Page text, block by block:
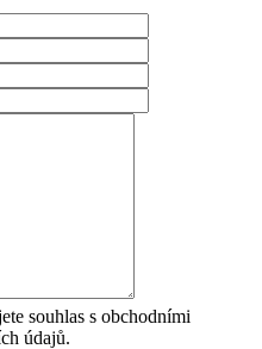
souhlas s obchodními
údajů.